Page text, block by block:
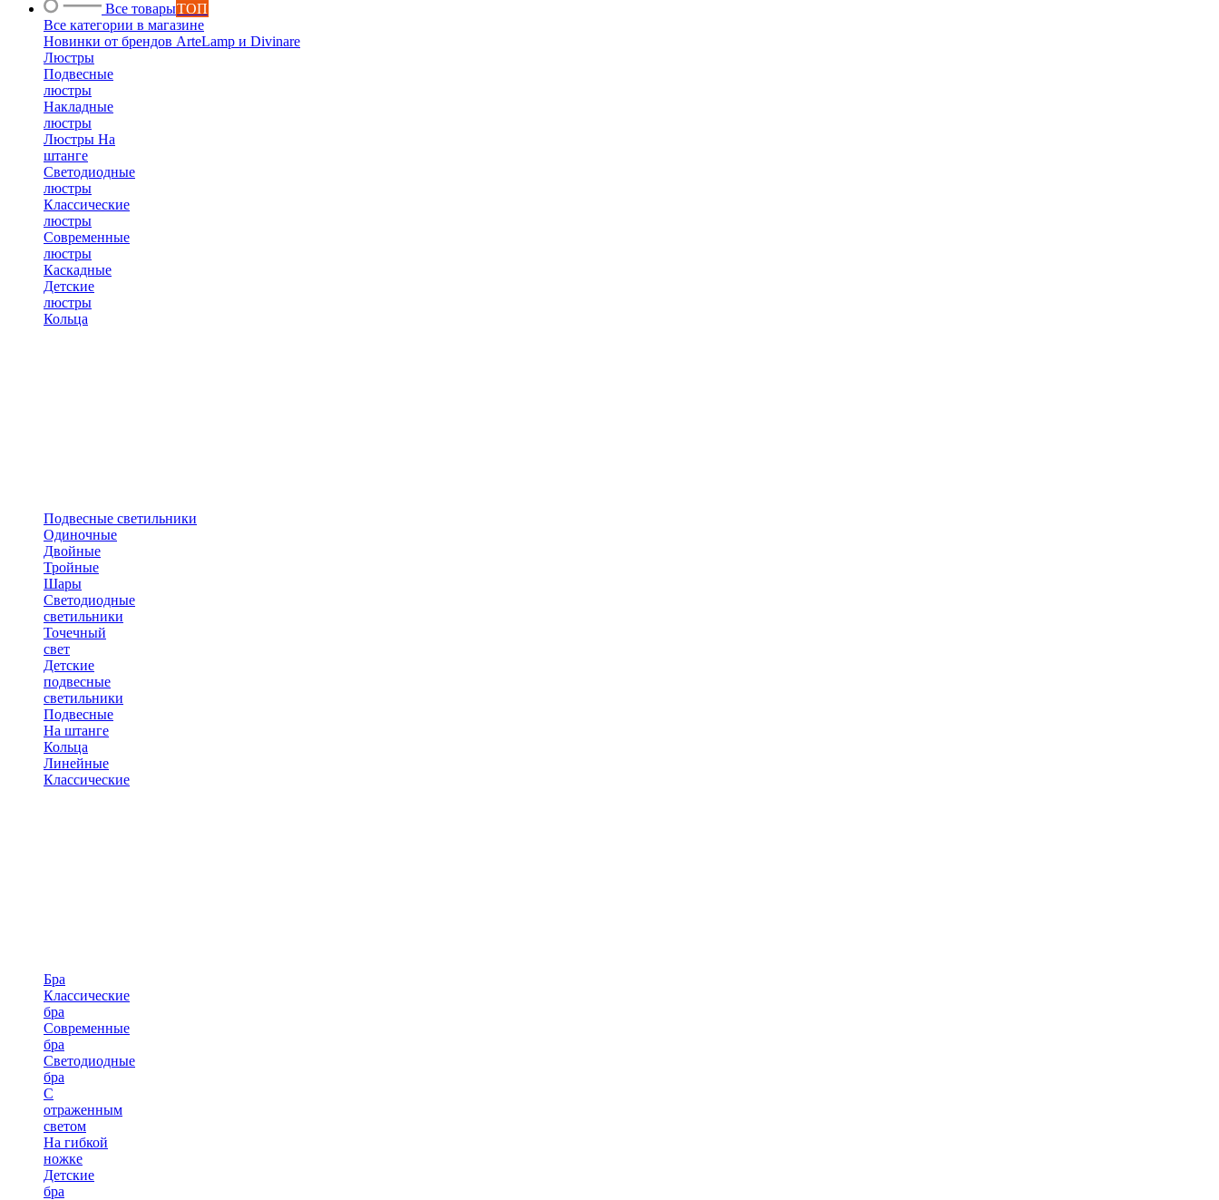
Все товарыТОП
Все категории в магазине
Новинки от брендов ArteLamp и Divinare
Люстры
Подвесные
люстры
Накладные
люстры
Люстры На
штанге
Светодиодные
люстры
Классические
люстры
Современные
люстры
Каскадные
Детские
люстры
Кольца
Подвесные светильники
Одиночные
Двойные
Тройные
Шары
Светодиодные
светильники
Точечный
свет
Детские
подвесные
светильники
Подвесные
На штанге
Кольца
Линейные
Классические
Бра
Классические
бра
Современные
бра
Светодиодные
бра
С
отраженным
светом
На гибкой
ножке
Детские
бра